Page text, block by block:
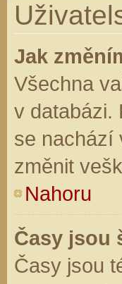
Jak
Všechna
v databázi.
se nachází
změnit
Nahoru
Časy jsou
Časy jsou